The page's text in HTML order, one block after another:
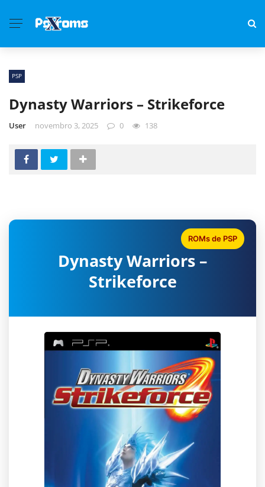
PSP
Dynasty Warriors – Strikeforce
User novembro 3, 2025 0 138
Dynasty Warriors –
Strikeforce
ROMs de PSP